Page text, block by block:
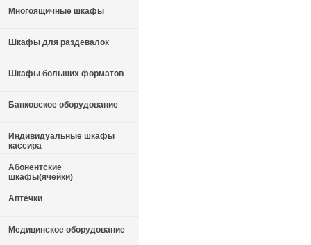
Многоящичные шкафы
Шкафы для раздевалок
Шкафы больших форматов
Банковское оборудование
Индивидуальные шкафы
кассира
Абонентские
шкафы(ячейки)
Аптечки
Медицинское оборудование